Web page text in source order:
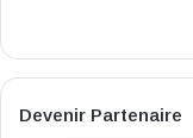
Devenir Partenaire